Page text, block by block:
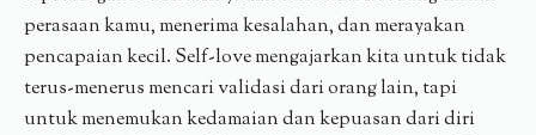
perasaan kamu, menerima kesalahan, dan merayakan
pencapaian kecil. Self-love mengajarkan kita untuk tidak
terus-menerus mencari validasi dari orang lain, tapi
untuk menemukan kedamaian dan kepuasan dari diri